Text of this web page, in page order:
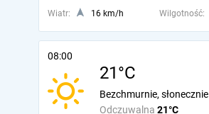
Wiatr: 16 km/h Wilgotność:
08:00
21°C
Odczuwalna 21°C
Bezchmurnie, słonecznie